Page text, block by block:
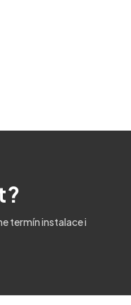
termín instalace i